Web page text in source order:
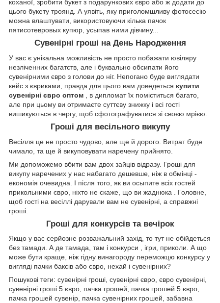
коханої, зробити букет з подарункових євро або ж додати до
цього букету троянд. А уявіть, яку приголомшливу фотосесію
можна влаштувати, використовуючи кілька пачок
пятисотевровых купюр, усыпав ними дівчину...
Сувенірні гроші на День Народження
У вас є унікальна можливість не просто побажати ювіляру
незліченних багатств, але і буквально обсипати його
сувенірними євро з голови до ніг. Непогано буде виглядати
кейс з євриками, правда для цього вам доведеться купити
сувенірні євро оптом , в дипломат їх поміститься багато,
але при цьому ви отримаєте суттєву знижку і всі гості
вишикуються в чергу, щоб сфотографуватися зі своєю мрією.
Гроші для весільного викупу
Весілля це не просто чудово, але ще й дорого. Витрат буде
чимало, та ще й викуповувати наречену прийнято.
Ми допоможемо вбити вам двох зайців відразу. Гроші для
викупу наречених у нас набагато дешевше, ніж в обмінці -
економія очевидна. І після того, як ви осыпите всіх гостей
прикольними євро, ніхто не скаже, що ви жаднюка . Головне,
щоб гості на весіллі дарували вам не сувенірні, а справжні
гроші.
Гроші для конкурсів та вечірок
Якщо у вас серйозне розважальний захід, то тут не обійдеться
без тамади. А де тамада, там і конкурси , ігри, приколи. А що
може бути краще, ніж гідну винагороду переможцю конкурсу у
вигляді пачки баксів або євро, нехай і сувенірних?
Пошукові теги: сувенірні гроші, сувенірні євро, євро сувенірні,
сувенірні гроші 5 євро, пачка грошей, пачка грошей 5 євро,
пачка грошей сувенір, пачка сувенірних грошей, забавна